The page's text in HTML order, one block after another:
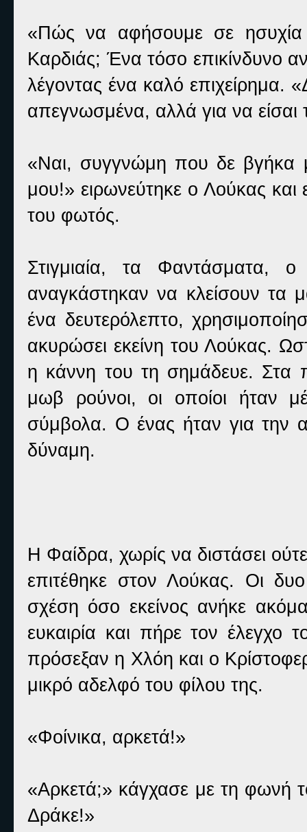
«Πώς να αφήσουμε σε ησυχία
Καρδιάς; Ένα τόσο επικίνδυνο
λέγοντας ένα καλό επιχείρημα.
απεγνωσμένα, αλλά για να είσαι
«Ναι, συγγνώμη που δε βγήκα
μου!» ειρωνεύτηκε ο Λούκας και
του φωτός.
Στιγμιαία, τα Φαντάσματα,
αναγκάστηκαν να κλείσουν τα
ένα δευτερόλεπτο,
ακυρώσει εκείνη του Λούκας.
η κάννη του τη σημάδευε. Στα
μωβ ρούνοι, οι οποίοι ήταν
σύμβολα. Ο ένας ήταν για την
δύναμη.
Η Φαίδρα, χωρίς να διστάσει
επιτέθηκε στον Λούκας. Οι
σχέση όσο εκείνος ανήκε
ευκαιρία και πήρε τον
πρόσεξαν η Χλόη και ο
μικρό αδελφό του φίλου της.
«Φοίνικα, αρκετά!»
«Αρκετά;» κάγχασε με τη φωνή
Δράκε!»